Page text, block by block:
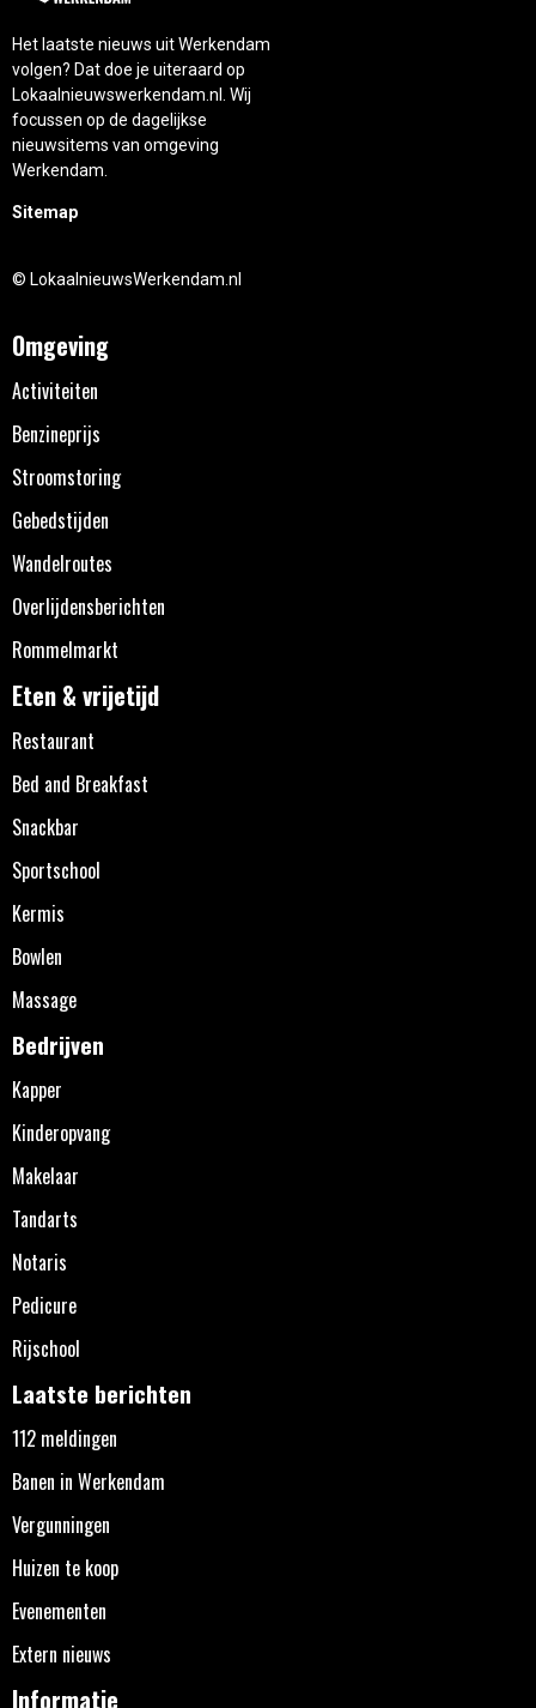
Het laatste nieuws uit Werkendam
volgen? Dat doe je uiteraard op
Lokaalnieuwswerkendam.nl. Wij
focussen op de dagelijkse
nieuwsitems van omgeving
Werkendam.
Sitemap
© LokaalnieuwsWerkendam.nl
Omgeving
Activiteiten
Benzineprijs
Stroomstoring
Gebedstijden
Wandelroutes
Overlijdensberichten
Rommelmarkt
Eten & vrijetijd
Restaurant
Bed and Breakfast
Snackbar
Sportschool
Kermis
Bowlen
Massage
Bedrijven
Kapper
Kinderopvang
Makelaar
Tandarts
Notaris
Pedicure
Rijschool
Laatste berichten
112 meldingen
Banen in Werkendam
Vergunningen
Huizen te koop
Evenementen
Extern nieuws
Informatie